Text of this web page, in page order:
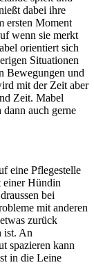
dabei ihre
ersten Moment
wenn sie merkt
orientiert sich
Situationen
Bewegungen und
mit der Zeit aber
Zeit. Mabel
auch gerne
eine Pflegestelle
einer Hündin
bei
mit anderen
zurück
ist. An
spazieren kann
in die Leine